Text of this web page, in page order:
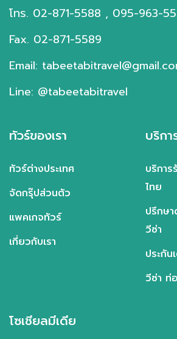
โทร. 02-871-5588 , 095-963-
Fax. 02-871-5589
Email:
Line: @tabeetabitravel
ทัวร์ของเรา
ทัวร์ต่างประเทศ
จัดกรุ๊ปส่วนตัว
แพคเกจทัวร์
เกี่ยวกับเรา
บริก
บริกา
ไทย
ปรึกษา
วีซ่า
ประกัน
วีซ่า ท่
โซเชียลมีเดีย